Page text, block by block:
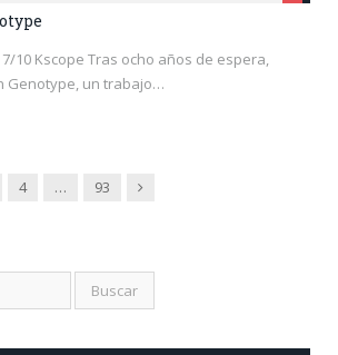
10 Kscope Tras ocho años de espera,
Genotype, un trabajo…
4 … 93 Siguiente